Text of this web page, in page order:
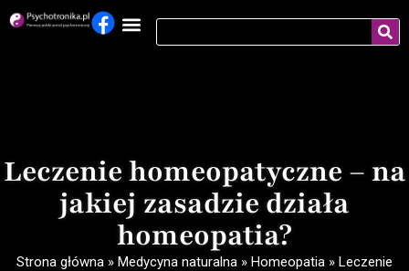
Leczenie homeopatyczne – na
jakiej zasadzie działa
homeopatia?
Strona główna » Medycyna naturalna » Homeopatia » Leczenie